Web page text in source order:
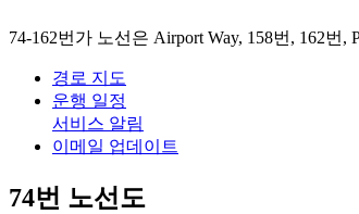
74-162번가 노선은 Airport Way, 158번, 162번,
경로 지도
운행 일정
서비스 알림
이메일 업데이트
74번 노선도